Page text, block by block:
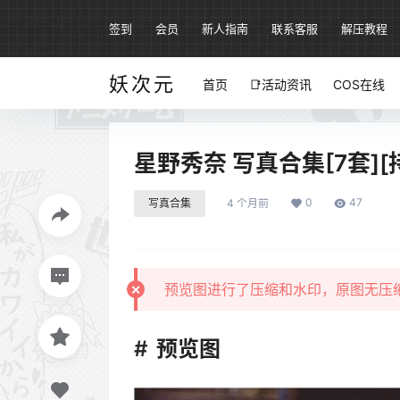
签到 会员 新人指南 联系客服 解压教程
妖次元 首页 📑活动资讯 COS在线
星野秀奈 写真合集[7套][
写真合集 4 个月前 0 47
预览图进行了压缩和水印，原图无压
预览图